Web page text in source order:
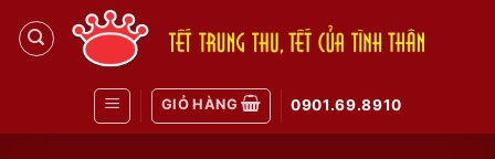
GIỎ HÀNG 0901.69.8910